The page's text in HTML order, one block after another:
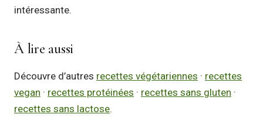
intéressante.
À lire aussi
Découvre d’autres recettes végétariennes · recettes
vegan · recettes protéinées · recettes sans gluten ·
recettes sans lactose.